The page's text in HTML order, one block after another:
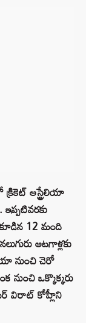
ఆస్ట్రేలియా
12 మంది
ఆటగాళ్లకు
నుంచి చెరో
నుంచి ఒక్కొక్కరు
విరాట్ కోహ్లీని